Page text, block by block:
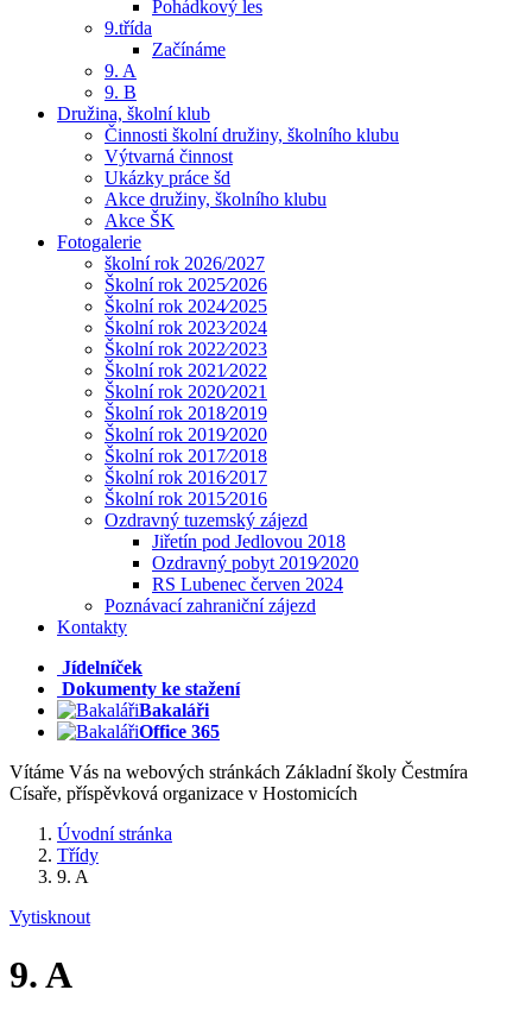
Pohádkový les
9.třída
Začínáme
9. A
9. B
Družina, školní klub
Činnosti školní družiny, školního klubu
Výtvarná činnost
Ukázky práce šd
Akce družiny, školního klubu
Akce ŠK
Fotogalerie
školní rok 2026/2027
Školní rok 2025⁄2026
Školní rok 2024⁄2025
Školní rok 2023⁄2024
Školní rok 2022⁄2023
Školní rok 2021⁄2022
Školní rok 2020⁄2021
Školní rok 2018⁄2019
Školní rok 2019⁄2020
Školní rok 2017⁄2018
Školní rok 2016⁄2017
Školní rok 2015⁄2016
Ozdravný tuzemský zájezd
Jiřetín pod Jedlovou 2018
Ozdravný pobyt 2019⁄2020
RS Lubenec červen 2024
Poznávací zahraniční zájezd
Kontakty
Jídelníček
Dokumenty ke stažení
Bakaláři
Office 365
Vítáme Vás na webových stránkách Základní školy Čestmíra
Císaře, příspěvková organizace v Hostomicích
Úvodní stránka
Třídy
9. A
Vytisknout
9. A